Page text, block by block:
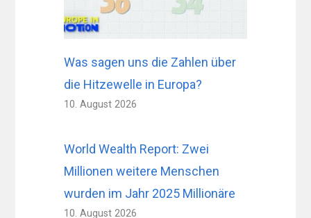
Was sagen uns die Zahlen über
die Hitzewelle in Europa?
10. August 2026
World Wealth Report: Zwei
Millionen weitere Menschen
wurden im Jahr 2025 Millionäre
10. August 2026